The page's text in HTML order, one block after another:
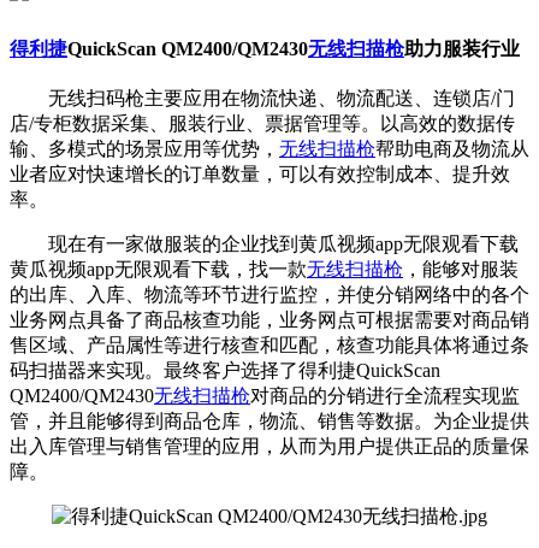
得利捷QuickScan QM2400/QM2430无线扫描枪助力服装行业
无线扫码枪主要应用在物流快递、物流配送、连锁店/门
店/专柜数据采集、服装行业、票据管理等。以高效的数据传
输、多模式的场景应用等优势， 无线扫描枪帮助电商及物流从
业者应对快速增长的订单数量，可以有效控制成本、提升效
率。
现在有一家做服装的企业找到黄瓜视频app无限观看下载
黄瓜视频app无限观看下载，找一款无线扫描枪 ，能够对服装
的出库、入库、物流等环节进行监控，并使分销网络中的各个
业务网点具备了商品核查功能，业务网点可根据需要对商品销
售区域、产品属性等进行核查和匹配，核查功能具体将通过条
码扫描器来实现。最终客户选择了得利捷QuickScan
QM2400/QM2430无线扫描枪对商品的分销进行全流程实现监
管，并且能够得到商品仓库，物流、销售等数据。为企业提供
出入库管理与销售管理的应用，从而为用户提供正品的质量保
障。